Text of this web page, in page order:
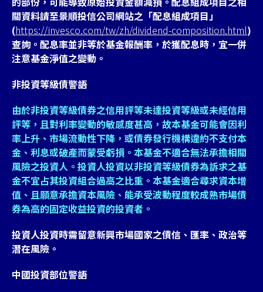
關資料請至景順投信公司網站之「配息組成項目」
(https://invesco.com/tw/zh/dividend-composition.html)
查詢。配息率並非等於基金報酬率，於獲配息時，宜一併
注意基金淨值之變動。
非投資等級債警語
由於非投資等級債券之信用評等未達投資等級或未經信用
評等，且對利率變動的敏感度甚高，故本基金可能會因利
率上升、市場流動性下降，或債券發行機構違約不支付本
金、利息或破產而蒙受虧損。本基金不適合無法承擔相關
風險之投資人。投資人投資以非投資等級債券為訴求之基
金不宜占其投資組合過高之比重。本基金適合尋求資本增
值、且願意承擔資本風險、能承受波動程度較成熟市場債
券為高的固定收益投資的投資者。
投資人投資時需留意新興市場國家之債信、匯率、政治等
潛在風險。
中國投資部位警語